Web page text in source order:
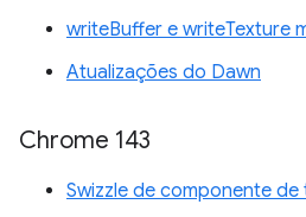
writeBuffer e writeTexture
Atualizações do Dawn
Chrome 143
Swizzle de componente de